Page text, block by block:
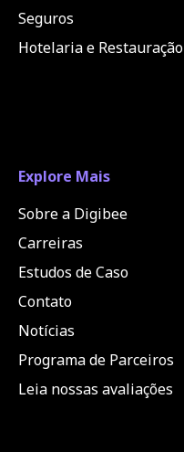
Seguros
Hotelaria e Restauração
Explore Mais
Sobre a Digibee
Carreiras
Estudos de Caso
Contato
Notícias
Programa de Parceiros
Leia nossas avaliações